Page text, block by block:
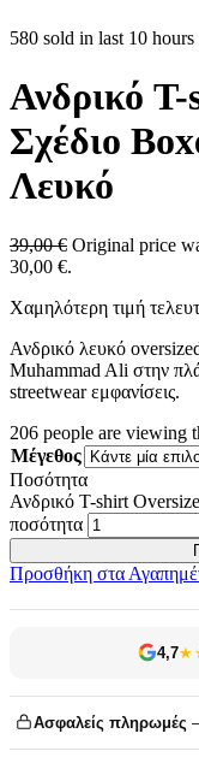
580 sold in last 10 hours
Ανδρικό
Σχέδιο
Λευκό
39,00€ Original price
30,00 €.
Χαμηλότερη τιμή
Ανδρικό λευκό
Muhammad Ali στην
streetwear εμφανίσεις.
206 people are viewing
Μέγεθος
Ποσότητα
Ανδρικό T-shirt
ποσότητα
Προσθήκη στα
4,7
Ασφαλείς πληρωμές